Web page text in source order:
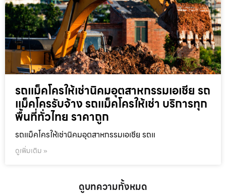
รถแม็คโครให้เช่านิคมอุตสาหกรรมเอเชีย รถ
แม็คโครรับจ้าง รถแม็คโครให้เช่า บริการทุก
พื้นที่ทั่วไทย ราคาถูก
รถแม็คโครให้เช่านิคมอุตสาหกรรมเอเชีย รถแ
ดูเพิ่มเติม »
ดูบทความทั้งหมด